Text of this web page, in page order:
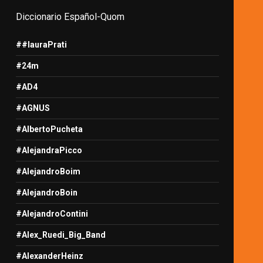
Diccionario Español-Quom
##lauraPrati
#24m
#AD4
#AGNUS
#AlbertoPucheta
#AlejandraPicco
#AlejandroBoim
#AlejandroBoin
#AlejandroContini
#Alex_Ruedi_Big_Band
#AlexanderHeinz